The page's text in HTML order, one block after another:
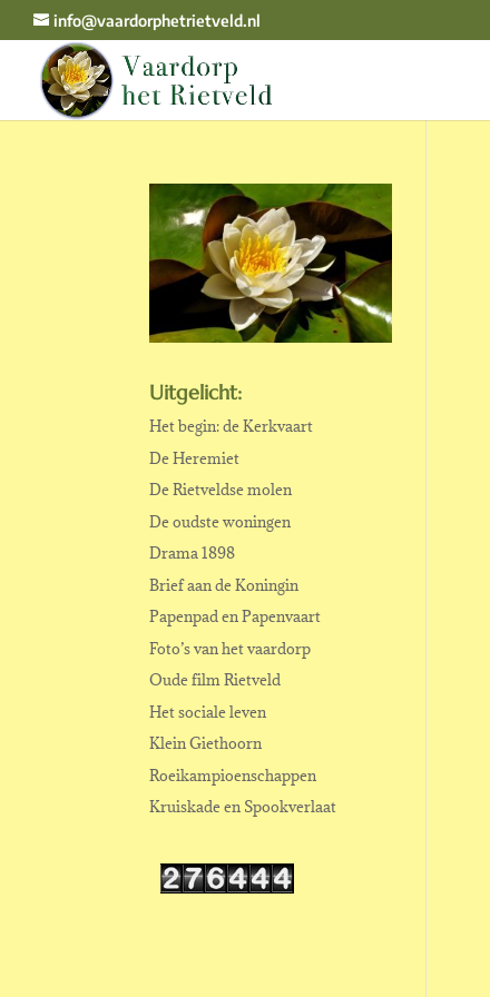
info@vaardorphetrietveld.nl
Uitgelicht:
Het begin: de Kerkvaart
De Heremiet
De Rietveldse molen
De oudste woningen
Drama 1898
Brief aan de Koningin
Papenpad en Papenvaart
Foto’s van het vaardorp
Oude film Rietveld
Het sociale leven
Klein Giethoorn
Roeikampioenschappen
Kruiskade en Spookverlaat